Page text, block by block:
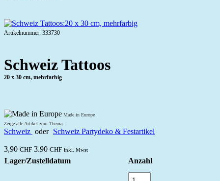
Artikelnummer: 333730
Schweiz Tattoos
20 x 30 cm, mehrfarbig
Made in Europe
Zeige alle Artikel zum Thema:
Schweiz oder Schweiz Partydeko & Festartikel
3,90 CHF 3.90 CHF inkl. Mwst
Lager/Zustelldatum Anzahl